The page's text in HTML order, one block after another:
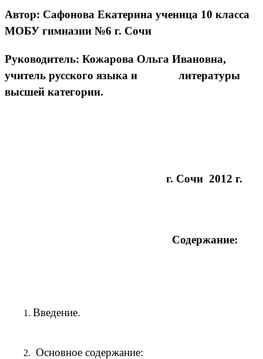
Автор: Сафонова Екатерина ученица 10 класса
МОБУ гимназии №6 г. Сочи
Руководитель: Кожарова Ольга Ивановна,
учитель русского языка и литературы
высшей категории.
г. Cочи 2012 г.
Содержание:
Введение.
Основное содержание: